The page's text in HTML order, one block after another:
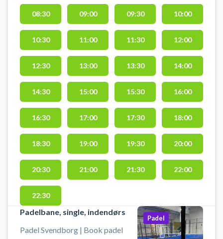
padelbane og spil padel i
Svendborg i det unikke indendørs
padelcenter hos Padel City
beliggende på Nyborgvej 2A &
mulighed for gratis parkering ved
padelcentret i Svendborg og du
kan leje bat og købe bolde i
åbningstiden. Der er mulighed for
omklædning. Skal din padelbane i
stedet være en singlebane byder
Padel City Svendborg på 3
indendørs single padelbaner i det
store Svendborg padelcenter.
08:30 09:00 09:30 10:00
10:30 11:00 11:30 12:00
12:30 13:00 13:30 14:00
14:30 15:00 15:30 16:00
16:30 17:00 17:30 18:00
18:30 19:00 19:30 20:00
20:30 21:00 21:30 22:00
22:30
Padelbane, single, indendørs
Padel Svendborg | Book padel
Padel